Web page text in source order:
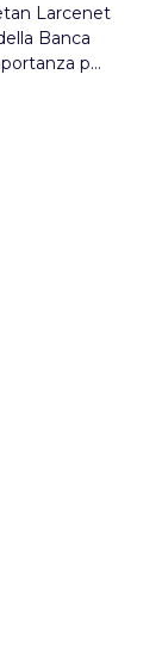
Larcenet
Banca
per